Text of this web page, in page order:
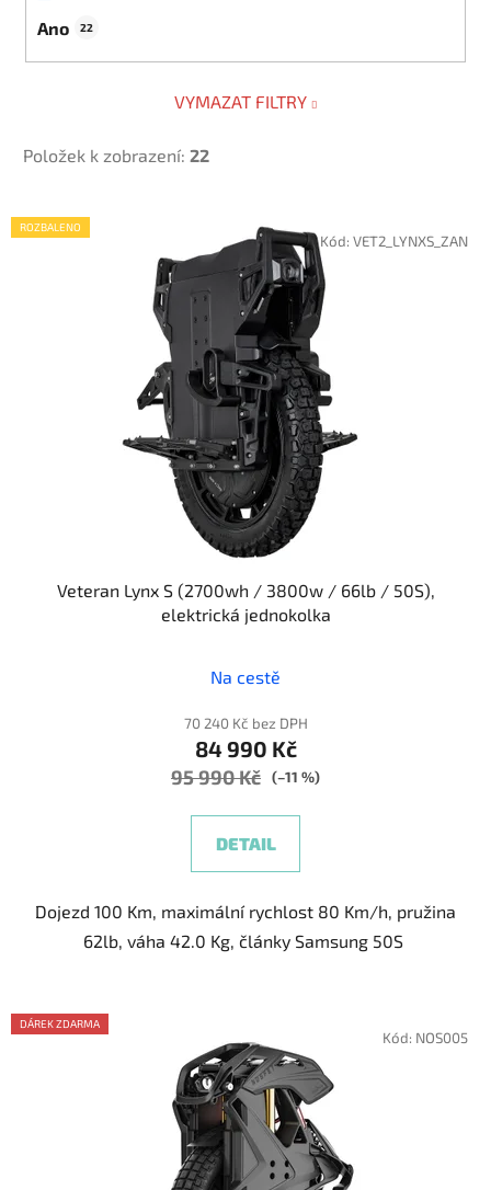
Ano 22
VYMAZAT FILTRY
Položek k zobrazení: 22
V
ý
ROZBALENO
Veteran Lynx S (2700wh / 3800w / 66lb / 50S),
elektrická jednokolka
Na cestě
70 240 Kč bez DPH
84 990 Kč
95 990 Kč (–11 %)
DETAIL
Dojezd 100 Km, maximální rychlost 80 Km/h, pružina
62lb, váha 42.0 Kg, články Samsung 50S
Kód: VET2_LYNXS_ZAN
DÁREK ZDARMA
Kód: NOS005